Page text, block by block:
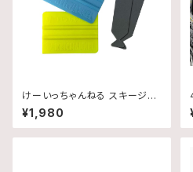
けーいっちゃんねる スキージー
セット
¥1,980